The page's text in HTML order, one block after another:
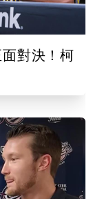
對決！柯